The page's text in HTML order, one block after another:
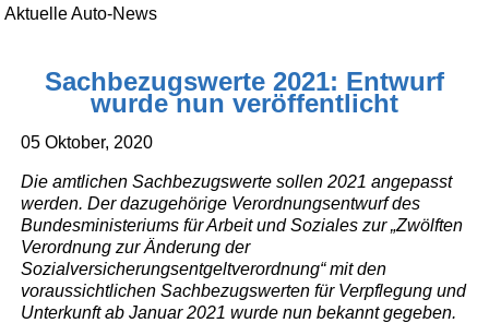
Aktuelle Auto-News
Sachbezugswerte 2021: Entwurf
wurde nun veröffentlicht
05 Oktober, 2020
Die amtlichen Sachbezugswerte sollen 2021 angepasst
werden. Der dazugehörige Verordnungsentwurf des
Bundesministeriums für Arbeit und Soziales zur „Zwölften
Verordnung zur Änderung der
Sozialversicherungsentgeltverordnung“ mit den
voraussichtlichen Sachbezugswerten für Verpflegung und
Unterkunft ab Januar 2021 wurde nun bekannt gegeben.